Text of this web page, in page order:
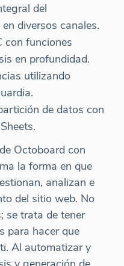
del
diversos canales.
con funciones
en profundidad.
utilizando
de datos con
Octoboard con
la forma en que
analizan e
del sitio web. No
se trata de tener
para hacer que
Al automatizar y